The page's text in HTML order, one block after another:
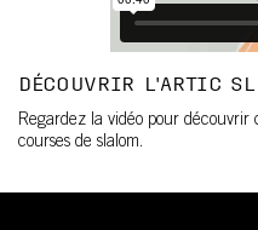
DÉCOUVRIR L'ARTIC
Regardez la vidéo pour
courses de slalom.